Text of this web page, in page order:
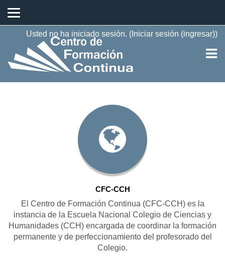
Saltar al contenido principal
Usted no ha iniciado sesión. ( Iniciar sesión (ingresar))
CFC-CCH
El Centro de Formación Continua (CFC-CCH) es la
instancia de la Escuela Nacional Colegio de Ciencias y
Humanidades (CCH) encargada de coordinar la formación
permanente y de perfeccionamiento del profesorado del
Colegio.